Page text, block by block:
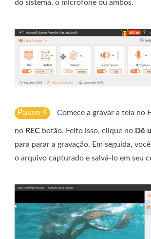
do sistema, o microfone ou ambos.
Passo 4 Comece a gravar a tela no
no REC botão. Feito isso, clique no Dê
para parar a gravação. Em seguida,
o arquivo capturado e salvá-lo em seu